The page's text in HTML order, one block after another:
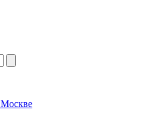
Москве